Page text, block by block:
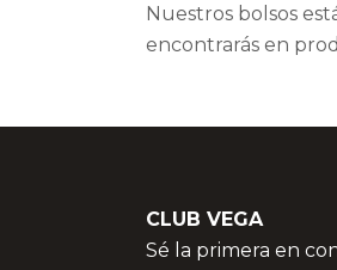
Nuestros bolsos
encontrarás en
CLUB VEGA
Sé la primera en